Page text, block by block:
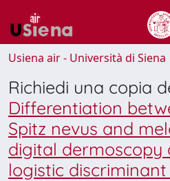
Usiena air - Università di Siena
Richiedi una copia
Differentiation
Spitz nevus and
digital dermoscopy
logistic